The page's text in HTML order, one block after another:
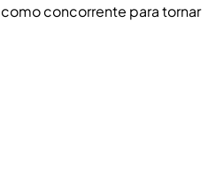
concorrente para tornar